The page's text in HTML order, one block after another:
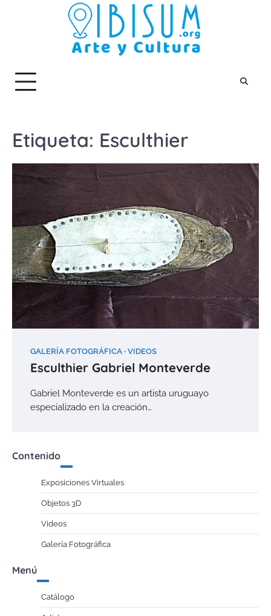
Etiqueta: Esculthier
GALERÍA FOTOGRÁFICA VIDEOS
Esculthier Gabriel Monteverde
Gabriel Monteverde es un artista uruguayo
especializado en la creación…
Contenido
Exposiciones Virtuales
Objetos 3D
Videos
Galería Fotográfica
Menú
Catálogo